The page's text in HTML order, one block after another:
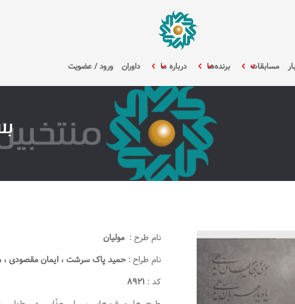
مسابقات برنده‌ها درباره ما داوران ورود / عضویت
نام طرح : مولیان
نام طراح : حمید پاک سرشت ، ایمان مقصودی ،
کد : ۸۹۲۱